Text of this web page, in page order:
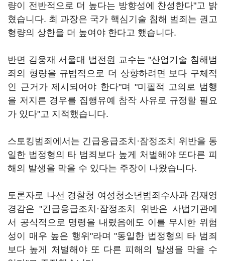
량이 전반적으로 더 높다는 방향성에 찬성한다"고 밝
혔습니다. 최 과장은 국가 핵심기술 침해 범죄는 권고
형량의 상한을 더 높여야 한다고 했습니다.
반면 김웅재 서울대 법전원 교수는 "산업기술 침해범
죄의 형량을 규범적으로 더 상향하려면 보다 구체적
인 근거가 제시되어야 한다"며 "미필적 고의로 범행
을 저지른 경우를 집행유예 참작 사유로 규정할 필요
가 있다"고 지적했습니다.
스토킹범죄에서는 긴급응급조치·잠정조치 위반을 동
일한 법정형의 타 범죄보다 높게 처벌해야 또다른 피
해의 발생을 막을 수 있다는 주장이 나왔습니다.
토론자로 나선 경찰청 여성청소년범죄수사과 김재영
경감은 "긴급응급조치·잠정조치 위반은 사법기관에
서 공식적으로 명령을 내렸음에도 이를 무시한 위험
성이 매우 높은 행위"라며 "동일한 법정형의 타 범죄
보다 높게 처벌해야 또 다른 피해의 발생을 막을 수